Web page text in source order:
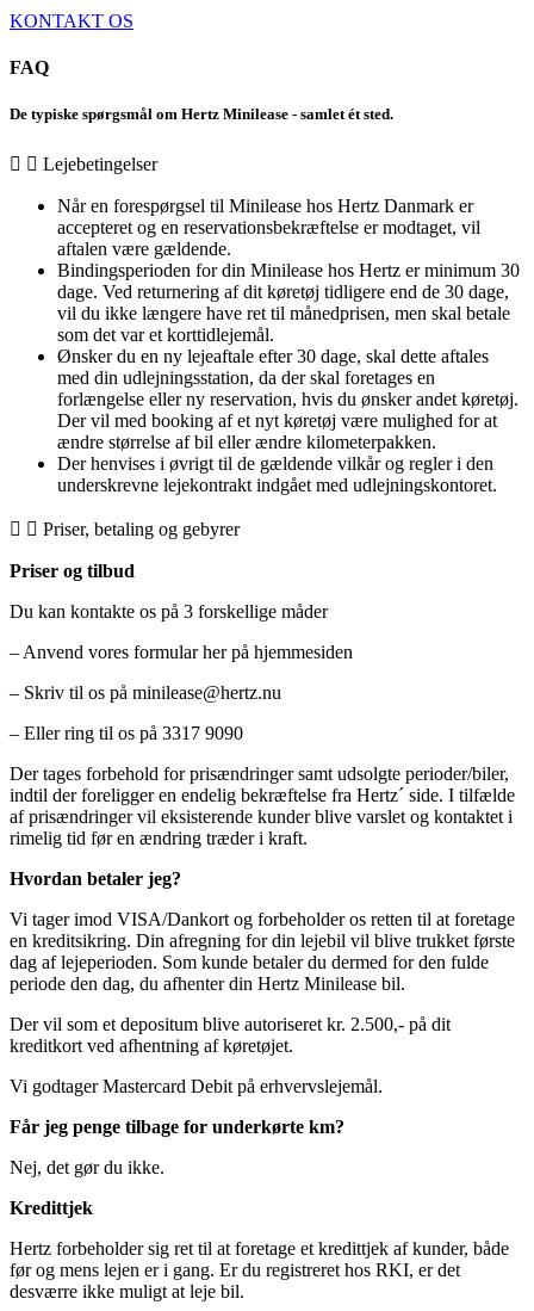
KONTAKT OS
FAQ
De typiske spørgsmål om Hertz Minilease - samlet ét sted.
Lejebetingelser
Når en forespørgsel til Minilease hos Hertz Danmark er
accepteret og en reservationsbekræftelse er modtaget, vil
aftalen være gældende.
Bindingsperioden for din Minilease hos Hertz er minimum 30
dage. Ved returnering af dit køretøj tidligere end de 30 dage,
vil du ikke længere have ret til månedprisen, men skal betale
som det var et korttidlejemål.
Ønsker du en ny lejeaftale efter 30 dage, skal dette aftales
med din udlejningsstation, da der skal foretages en
forlængelse eller ny reservation, hvis du ønsker andet køretøj.
Der vil med booking af et nyt køretøj være mulighed for at
ændre størrelse af bil eller ændre kilometerpakken.
Der henvises i øvrigt til de gældende vilkår og regler i den
underskrevne lejekontrakt indgået med udlejningskontoret.
Priser, betaling og gebyrer
Priser og tilbud
Du kan kontakte os på 3 forskellige måder
– Anvend vores formular her på hjemmesiden
– Skriv til os på minilease@hertz.nu
– Eller ring til os på 3317 9090
Der tages forbehold for prisændringer samt udsolgte perioder/biler,
indtil der foreligger en endelig bekræftelse fra Hertz´ side. I tilfælde
af prisændringer vil eksisterende kunder blive varslet og kontaktet i
rimelig tid før en ændring træder i kraft.
Hvordan betaler jeg?
Vi tager imod VISA/Dankort og forbeholder os retten til at foretage
en kreditsikring. Din afregning for din lejebil vil blive trukket første
dag af lejeperioden. Som kunde betaler du dermed for den fulde
periode den dag, du afhenter din Hertz Minilease bil.
Der vil som et depositum blive autoriseret kr. 2.500,- på dit
kreditkort ved afhentning af køretøjet.
Vi godtager Mastercard Debit på erhvervslejemål.
Får jeg penge tilbage for underkørte km?
Nej, det gør du ikke.
Kredittjek
Hertz forbeholder sig ret til at foretage et kredittjek af kunder, både
før og mens lejen er i gang. Er du registreret hos RKI, er det
desværre ikke muligt at leje bil.